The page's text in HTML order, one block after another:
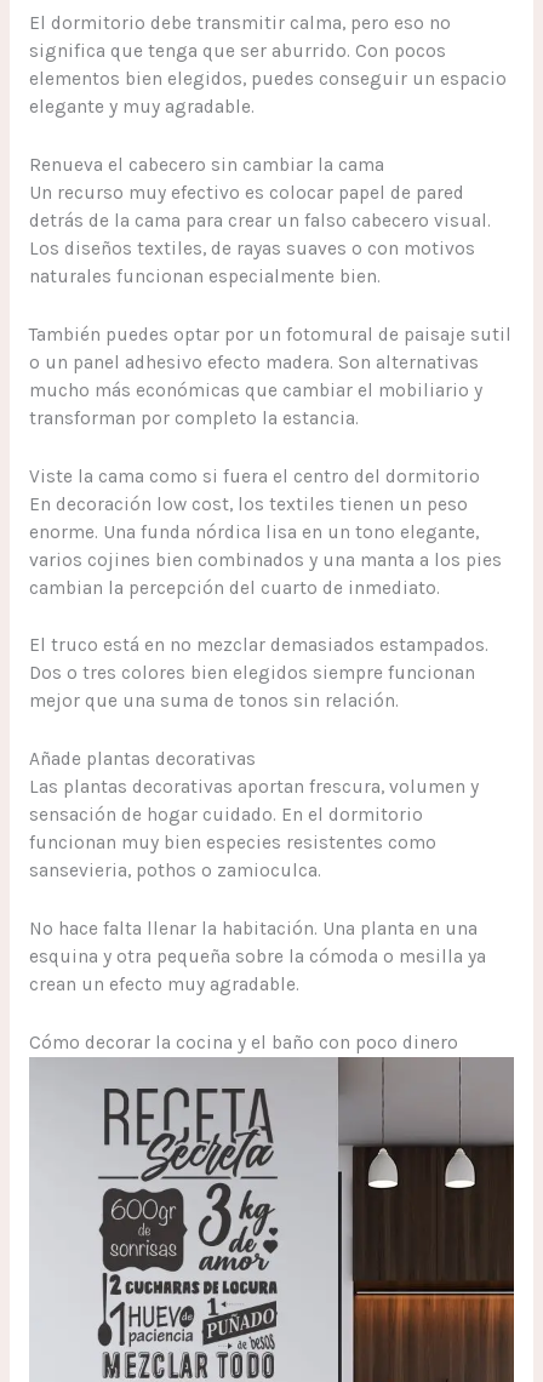
El dormitorio debe transmitir calma, pero eso no
significa que tenga que ser aburrido. Con pocos
elementos bien elegidos, puedes conseguir un espacio
elegante y muy agradable.
Renueva el cabecero sin cambiar la cama
Un recurso muy efectivo es colocar papel de pared
detrás de la cama para crear un falso cabecero visual.
Los diseños textiles, de rayas suaves o con motivos
naturales funcionan especialmente bien.
También puedes optar por un fotomural de paisaje sutil
o un panel adhesivo efecto madera. Son alternativas
mucho más económicas que cambiar el mobiliario y
transforman por completo la estancia.
Viste la cama como si fuera el centro del dormitorio
En decoración low cost, los textiles tienen un peso
enorme. Una funda nórdica lisa en un tono elegante,
varios cojines bien combinados y una manta a los pies
cambian la percepción del cuarto de inmediato.
El truco está en no mezclar demasiados estampados.
Dos o tres colores bien elegidos siempre funcionan
mejor que una suma de tonos sin relación.
Añade plantas decorativas
Las plantas decorativas aportan frescura, volumen y
sensación de hogar cuidado. En el dormitorio
funcionan muy bien especies resistentes como
sansevieria, pothos o zamioculca.
No hace falta llenar la habitación. Una planta en una
esquina y otra pequeña sobre la cómoda o mesilla ya
crean un efecto muy agradable.
Cómo decorar la cocina y el baño con poco dinero